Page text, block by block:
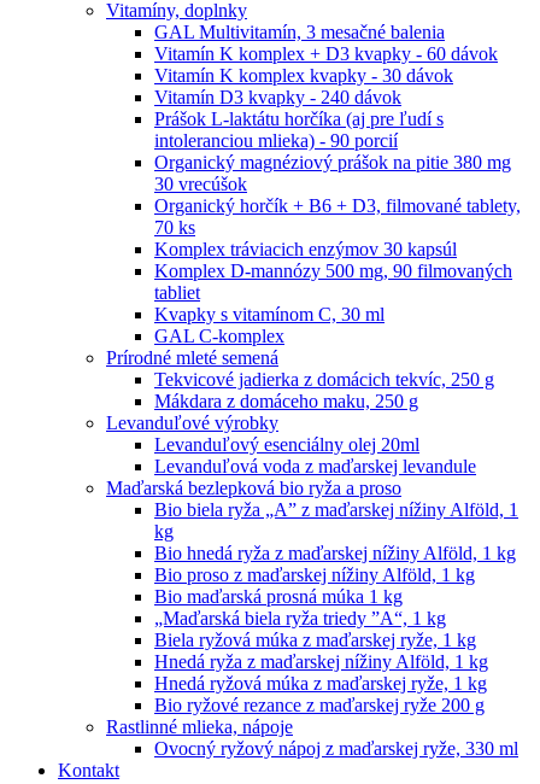
Vitamíny, doplnky
GAL Multivitamín, 3 mesačné balenia
Vitamín K komplex + D3 kvapky - 60 dávok
Vitamín K komplex kvapky - 30 dávok
Vitamín D3 kvapky - 240 dávok
Prášok L-laktátu horčíka (aj pre ľudí s
intoleranciou mlieka) - 90 porcií
Organický magnéziový prášok na pitie 380 mg
30 vrecúšok
Organický horčík + B6 + D3, filmované tablety,
70 ks
Komplex tráviacich enzýmov 30 kapsúl
Komplex D-mannózy 500 mg, 90 filmovaných
tabliet
Kvapky s vitamínom C, 30 ml
GAL C-komplex
Prírodné mleté semená
Tekvicové jadierka z domácich tekvíc, 250 g
Mákdara z domáceho maku, 250 g
Levanduľové výrobky
Levanduľový esenciálny olej 20ml
Levanduľová voda z maďarskej levandule
Maďarská bezlepková bio ryža a proso
Bio biela ryža „A” z maďarskej nížiny Alföld, 1
kg
Bio hnedá ryža z maďarskej nížiny Alföld, 1 kg
Bio proso z maďarskej nížiny Alföld, 1 kg
Bio maďarská prosná múka 1 kg
„Maďarská biela ryža triedy ”A“, 1 kg
Biela ryžová múka z maďarskej ryže, 1 kg
Hnedá ryža z maďarskej nížiny Alföld, 1 kg
Hnedá ryžová múka z maďarskej ryže, 1 kg
Bio ryžové rezance z maďarskej ryže 200 g
Rastlinné mlieka, nápoje
Ovocný ryžový nápoj z maďarskej ryže, 330 ml
Kontakt